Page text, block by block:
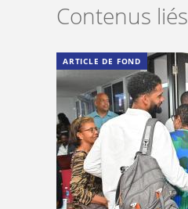
Contenus liés
ARTICLE DE FOND